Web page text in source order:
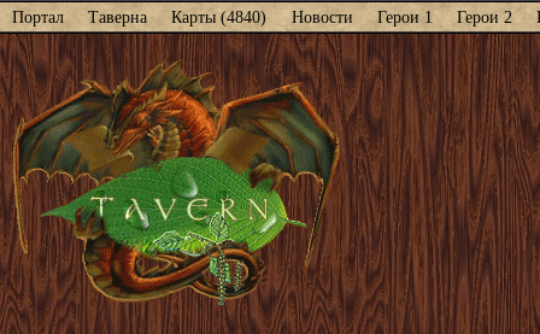
Портал Таверна Карты (4840) Новости Герои 1 Герои 2